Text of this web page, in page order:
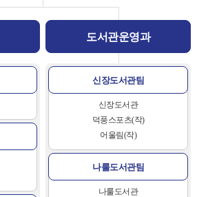
도서관운영과
신장도서관팀
신장도서관
덕풍스포츠(작)
어울림(작)
나룰도서관팀
나룰도서관